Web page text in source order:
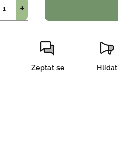
+
Zeptat se Hlídat